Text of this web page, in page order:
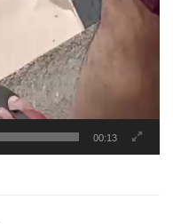
00:13